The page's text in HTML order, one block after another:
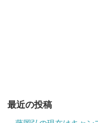
最近の投稿